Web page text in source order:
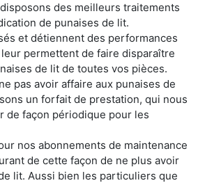
des meilleurs traitements
de punaises de lit.
et détiennent des performances
permettent de faire disparaître
de lit de toutes vos pièces.
pas avoir affaire aux punaises de
un forfait de prestation, qui nous
de façon périodique pour les
nos abonnements de maintenance
de cette façon de ne plus avoir
lit. Aussi bien les particuliers que